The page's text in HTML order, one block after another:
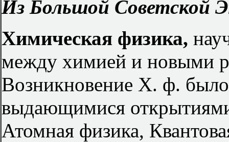
Из Большой Советской
Химическая физика,
между химией и новыми
Возникновение Х. ф.
выдающимися
Атомная физика,